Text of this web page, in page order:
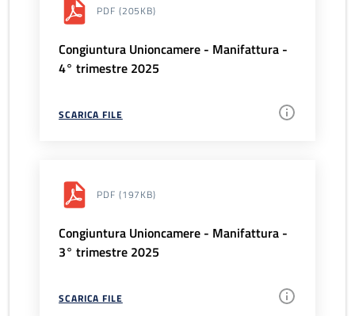
PDF (205KB)
Congiuntura Unioncamere - Manifattura -
4° trimestre 2025
SCARICA FILE
PDF (197KB)
Congiuntura Unioncamere - Manifattura -
3° trimestre 2025
SCARICA FILE